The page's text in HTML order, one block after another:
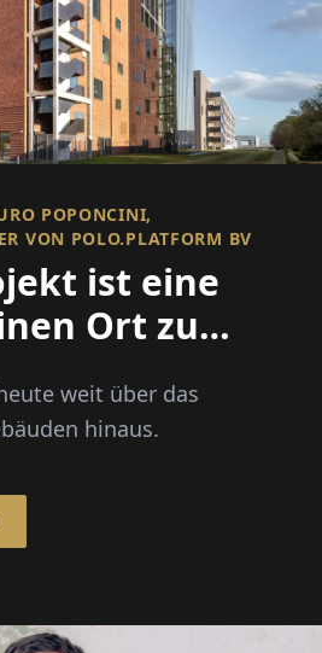
POPONCINI,
VON POLO.PLATFORM BV
ist eine
Ort zu
zu
weit über das
hinaus.